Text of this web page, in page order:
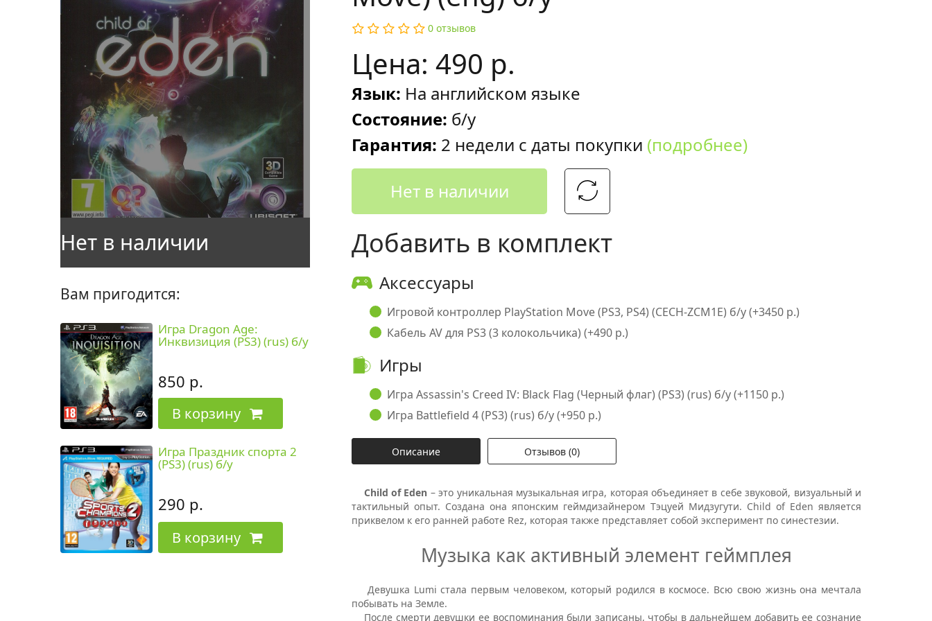
Вам пригодится:
Игра Dragon Age:
Инквизиция (PS3) (rus) б/у
850 р.
В корзину
Игра Праздник спорта 2
(PS3) (rus) б/у
290 р.
В корзину
0 отзывов
Цена: 490 р.
Язык: На английском языке
Состояние: б/у
Гарантия: 2 недели с даты покупки (подробнее)
Нет в наличии
Добавить в комплект
Аксессуары
Игровой контроллер PlayStation Move (PS3, PS4) (CECH-ZCM1E) б/у (+3450 р.)
Кабель AV для PS3 (3 колокольчика) (+490 р.)
Игры
Игра Assassin's Creed IV: Black Flag (Черный флаг) (PS3) (rus) б/у (+1150 р.)
Игра Battlefield 4 (PS3) (rus) б/у (+950 р.)
Описание Отзывов (0)
Child of Eden – это уникальная музыкальная игра, которая объединяет в себе звуковой, визуальный и
тактильный опыт. Создана она японским геймдизайнером Тэцуей Мидзугути. Child of Eden является
приквелом к его ранней работе Rez, которая также представляет собой эксперимент по синестезии.
Музыка как активный элемент геймплея
Девушка Lumi стала первым человеком, который родился в космосе. Всю свою жизнь она мечтала
побывать на Земле.
После смерти девушки ее воспоминания были записаны, чтобы в дальнейшем добавить ее сознание